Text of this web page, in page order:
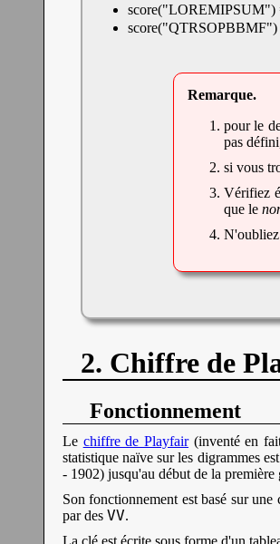
score("LOREMIPSUM")
score("QTRSOPBBMF")
pour le
pas
si vous
Vérifiez
que le
N'oubliez
2. Chiffre de
Fonctionnement
Le chiffre de Playfair(inventé en
statistique naïve sur les digrammes
- 1902) jusqu'au début de la première
Son fonctionnement est basé sur
par des VV.
La clé est écrite sous forme d'un